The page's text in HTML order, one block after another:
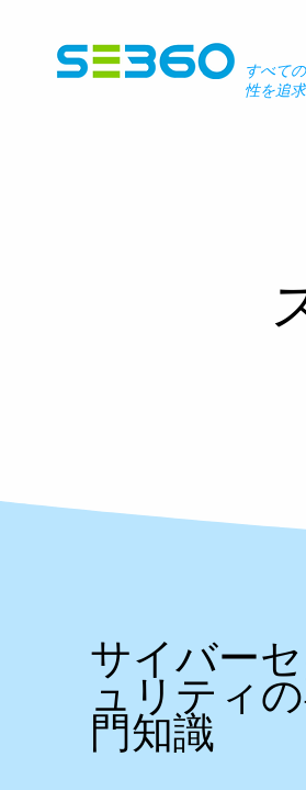
すべて
性を追
サイバー
ュリティ
門知識